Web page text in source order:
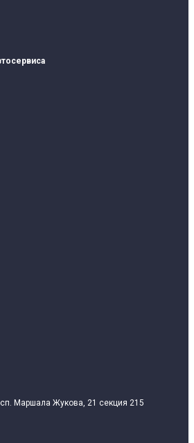
Маршала Жукова, 21 секция 215